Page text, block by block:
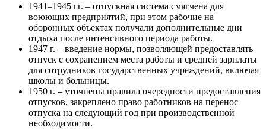
1941–1945 гг. – отпускная система смягчена для
воюющих предприятий, при этом рабочие на
оборонных объектах получали дополнительные дни
отдыха после интенсивного периода работы.
1947 г. – введение нормы, позволяющей предоставлять
отпуск с сохранением места работы и средней зарплаты
для сотрудников государственных учреждений, включая
школы и больницы.
1950 г. – уточнены правила очередности предоставления
отпусков, закреплено право работников на перенос
отпуска на следующий год при производственной
необходимости.